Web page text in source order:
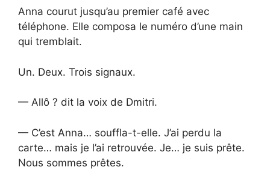
Anna courut jusqu’au premier café avec
téléphone. Elle composa le numéro d’une main
qui tremblait.
Un. Deux. Trois signaux.
— Allô ? dit la voix de Dmitri.
— C’est Anna… souffla-t-elle. J’ai perdu la
carte… mais je l’ai retrouvée. Je… je suis prête.
Nous sommes prêtes.